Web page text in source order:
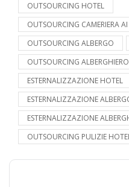
OUTSOURCING HOTEL
OUTSOURCING CAMERIERA
OUTSOURCING ALBERGO
OUTSOURCING ALBERGHIERO
ESTERNALIZZAZIONE HOTEL
ESTERNALIZZAZIONE
ESTERNALIZZAZIONE
OUTSOURCING PULIZIE